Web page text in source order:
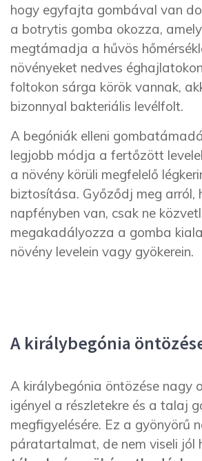
hogy egyfajta gombával van
a botrytis gomba okozza,
megtámadja a hűvös
növényeket nedves
foltokon sárga körök vannak,
bizonnyal bakteriális levélfolt.
A begóniák elleni
legjobb módja a fertőzött
a növény körüli megfelelő
biztosítása. Győződj meg arról,
napfényben van, csak ne
megakadályozza a gomba
növény levelein vagy gyökerein.
A királybegónia
A királybegónia öntözése nagy
igényel a részletekre és a talaj
megfigyelésére. Ez a gyönyörű
páratartalmat, de nem viseli jól